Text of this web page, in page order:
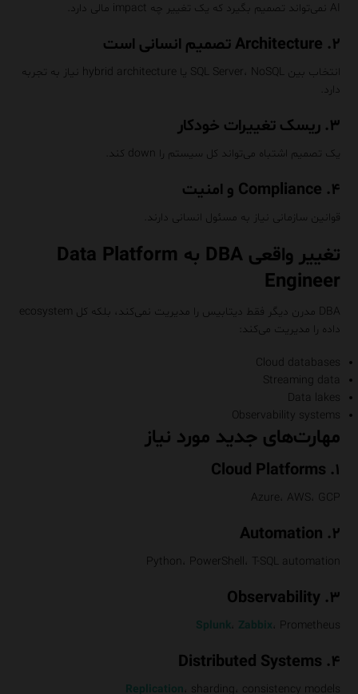
AI نمی‌تواند تصمیم بگیرد که یک تغییر چه impact مالی دارد.
۲. Architecture تصمیم انسانی است
انتخاب بین SQL Server، NoSQL یا hybrid architecture نیاز به تجربه
دارد.
۳. ریسک تغییرات خودکار
یک تصمیم اشتباه می‌تواند کل سیستم را down کند.
۴. Compliance و امنیت
قوانین سازمانی نیاز به مسئول انسانی دارند.
تغییر واقعی DBA به Data Platform
Engineer
DBA مدرن دیگر فقط دیتابیس را مدیریت نمی‌کند، بلکه کل ecosystem
داده را مدیریت می‌کند:
Cloud databases
Streaming data
Data lakes
Observability systems
مهارت‌های جدید مورد نیاز
۱. Cloud Platforms
Azure، AWS، GCP
۲. Automation
Python، PowerShell، T-SQL automation
۳. Observability
Splunk، Zabbix، Prometheus
۴. Distributed Systems
Replication، sharding، consistency models